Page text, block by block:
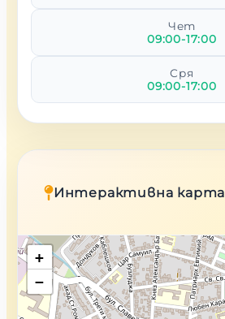
Интерактивна карта
+
−
Чет
09:00-17:00
Сря
09:00-17:00